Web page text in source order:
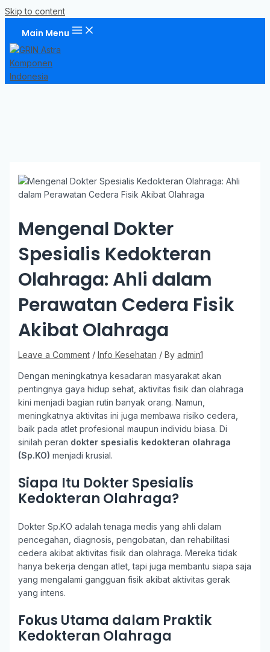
Skip to content
Main Menu
Mengenal Dokter
Spesialis Kedokteran
Olahraga: Ahli dalam
Perawatan Cedera Fisik
Akibat Olahraga
Leave a Comment / Info Kesehatan / By admin1
Dengan meningkatnya kesadaran masyarakat akan
pentingnya gaya hidup sehat, aktivitas fisik dan olahraga
kini menjadi bagian rutin banyak orang. Namun,
meningkatnya aktivitas ini juga membawa risiko cedera,
baik pada atlet profesional maupun individu biasa. Di
sinilah peran dokter spesialis kedokteran olahraga
(Sp.KO) menjadi krusial.
Siapa Itu Dokter Spesialis
Kedokteran Olahraga?
Dokter Sp.KO adalah tenaga medis yang ahli dalam
pencegahan, diagnosis, pengobatan, dan rehabilitasi
cedera akibat aktivitas fisik dan olahraga. Mereka tidak
hanya bekerja dengan atlet, tapi juga membantu siapa saja
yang mengalami gangguan fisik akibat aktivitas gerak
yang intens.
Fokus Utama dalam Praktik
Kedokteran Olahraga